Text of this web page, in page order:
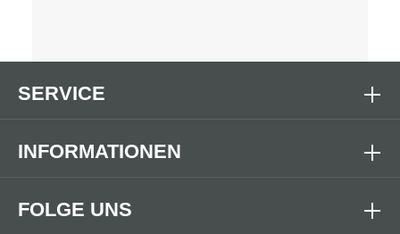
FOLGE UNS
SERVICE
INFORMATIONEN